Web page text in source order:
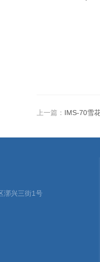
上一篇： IMS-70雪
漷兴三街1号